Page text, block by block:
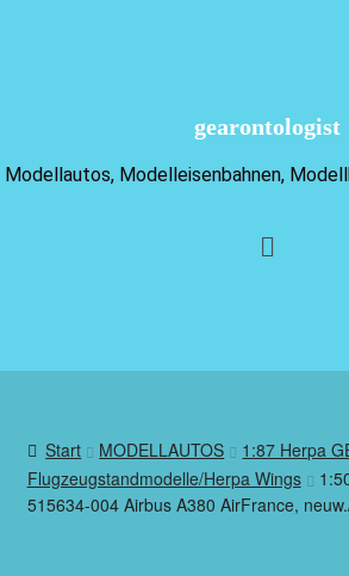
Modellautos, Modelleisenbahnen,
Start MODELLAUTOS
1:87 Herpa
Flugzeugstandmodelle/Herpa Wings
515634-004 Airbus A380 AirFrance,
gearontologist